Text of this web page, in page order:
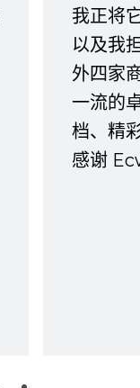
我正将
以及我
外四家
一流的
档、精
感谢